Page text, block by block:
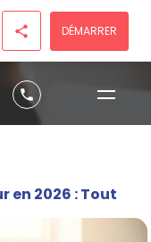
phone
share DÉMARRER
en 2026 : Tout